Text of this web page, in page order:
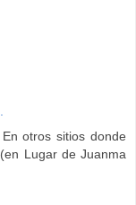
otros sitios donde
Lugar de Juanma